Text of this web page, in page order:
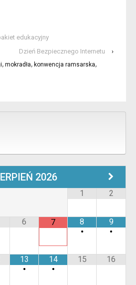
edukacyjny
Dzień Bezpiecznego Internetu
›
, mokradła, konwencja ramsarska,
2026
1 2
6 7
8
•
9
•
13
•
14
•
15 16